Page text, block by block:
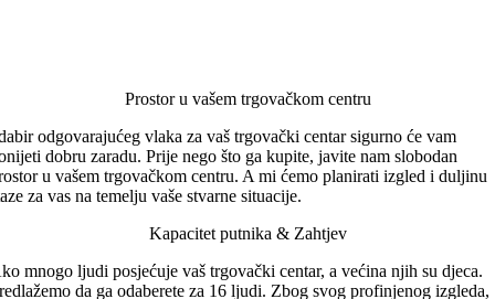
Prostor u vašem trgovačkom centru
odgovarajućeg vlaka za vaš trgovački centar sigurno će vam
dobru zaradu. Prije nego što ga kupite, javite nam slobodan
u vašem trgovačkom centru. A mi ćemo planirati izgled i duljinu
za vas na temelju vaše stvarne situacije.
Kapacitet putnika & Zahtjev
mnogo ljudi posjećuje vaš trgovački centar, a većina njih su djeca.
da ga odaberete za 16 ljudi. Zbog svog profinjenog izgleda,